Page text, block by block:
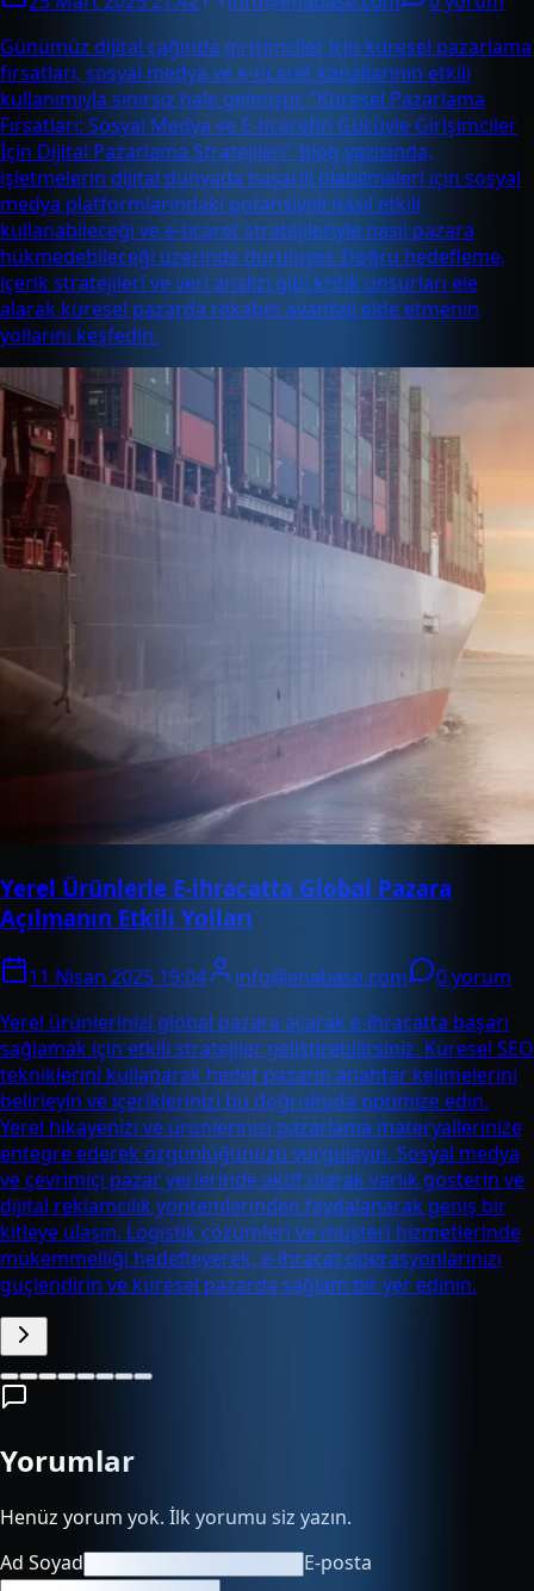
Günümüz dijital çağında girişimciler için küresel pazarlama
fırsatları, sosyal medya ve e-ticaret kanallarının etkili
kullanımıyla sınırsız hale gelmiştir. "Küresel Pazarlama
Fırsatları: Sosyal Medya ve E-ticaretin Gücüyle Girişimciler
İçin Dijital Pazarlama Stratejileri" blog yazısında,
işletmelerin dijital dünyada başarılı olabilmeleri için sosyal
medya platformlarındaki potansiyeli nasıl etkili
kullanabileceği ve e-ticaret stratejileriyle nasıl pazara
hükmedebileceği üzerinde duruluyor. Doğru hedefleme,
içerik stratejileri ve veri analizi gibi kritik unsurları ele
alarak küresel pazarda rekabet avantajı elde etmenin
yollarını keşfedin.
Yerel Ürünlerle E-ihracatta Global Pazara
Açılmanın Etkili Yolları
11 Nisan 2025 19:04 info@enabase.com
0 yorum
Yerel ürünlerinizi global pazara açarak e-ihracatta başarı
sağlamak için etkili stratejiler geliştirebilirsiniz. Küresel SEO
tekniklerini kullanarak hedef pazarın anahtar kelimelerini
belirleyin ve içeriklerinizi bu doğrultuda optimize edin.
Yerel hikayenizi ve ürünlerinizi pazarlama materyallerinize
entegre ederek özgünlüğünüzü vurgulayın. Sosyal medya
ve çevrimiçi pazar yerlerinde aktif olarak varlık gösterin ve
dijital reklamcılık yöntemlerinden faydalanarak geniş bir
kitleye ulaşın. Logistik çözümleri ve müşteri hizmetlerinde
mükemmelliği hedefleyerek, e-ihracat operasyonlarınızı
güçlendirin ve küresel pazarda sağlam bir yer edinin.
Yorumlar
Henüz yorum yok. İlk yorumu siz yazın.
Ad Soyad
E-posta